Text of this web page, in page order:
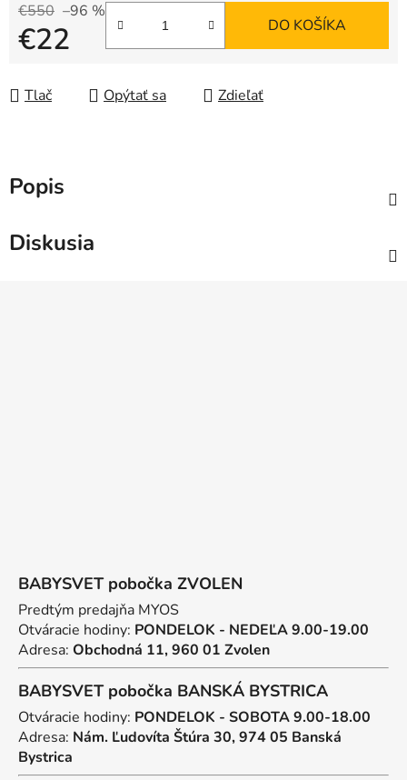
€550 –96 %
€22 DO KOŠÍKA
Tlač Opýtať sa Zdieľať
Popis
Diskusia
BABYSVET pobočka ZVOLEN
Predtým predajňa MYOS
Otváracie hodiny: PONDELOK - NEDEĽA 9.00-19.00
Adresa: Obchodná 11, 960 01 Zvolen
BABYSVET pobočka BANSKÁ BYSTRICA
Otváracie hodiny: PONDELOK - SOBOTA 9.00-18.00
Adresa: Nám. Ľudovíta Štúra 30, 974 05 Banská
Bystrica